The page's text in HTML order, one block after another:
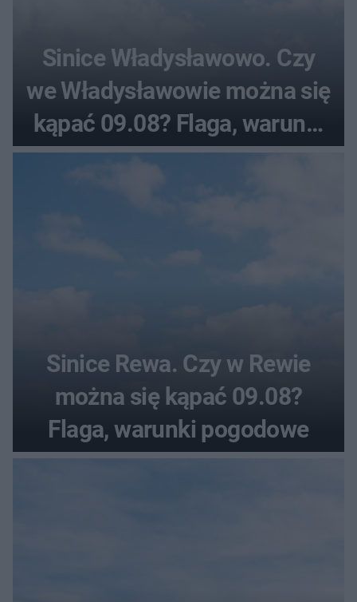
Sinice Władysławowo. Czy
we Władysławowie można się
kąpać 09.08? Flaga, warunki
pogodowe
Sinice Rewa. Czy w Rewie
można się kąpać 09.08?
Flaga, warunki pogodowe